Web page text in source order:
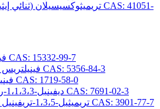
فينيلتريسوبروبينوكسيسيلان CAS: 15332-99-7
فينيلتريس (تريميثيلسيلوكسي) سيلان CAS: 5356-84-3
فينيل ثنائي ميثيل كلوروسيلان CAS: 1719-58-0
1،3-ديفينيل-1،1،3،3-رباعي ميثيل ديسيلازان CAS: 7691-02-3
1،3،5-تريميثيل-1،3،5-تريفينيل سيكلوتريسيلوكسان CAS: 3901-77-7